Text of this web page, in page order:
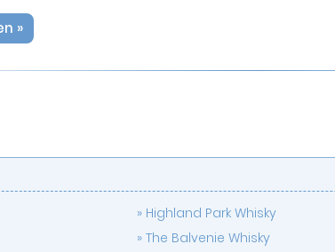
»
Highland Park Whisky
The Balvenie Whisky